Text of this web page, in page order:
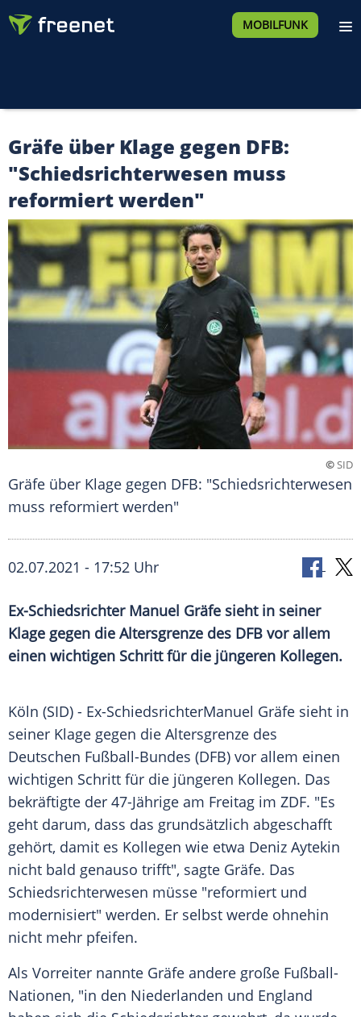
MOBILFUNK
Gräfe über Klage gegen DFB:
"Schiedsrichterwesen muss
reformiert werden"
©SID
Gräfe über Klage gegen DFB: "Schiedsrichterwesen
muss reformiert werden"
02.07.2021 - 17:52 Uhr
Ex-Schiedsrichter Manuel Gräfe sieht in seiner
Klage gegen die Altersgrenze des DFB vor allem
einen wichtigen Schritt für die jüngeren Kollegen.
Köln (SID) - Ex-SchiedsrichterManuel Gräfe sieht in
seiner Klage gegen die Altersgrenze des
Deutschen Fußball-Bundes (DFB) vor allem einen
wichtigen Schritt für die jüngeren Kollegen. Das
bekräftigte der 47-Jährige am Freitag im ZDF. "Es
geht darum, dass das grundsätzlich abgeschafft
gehört, damit es Kollegen wie etwa Deniz Aytekin
nicht bald genauso trifft", sagte Gräfe. Das
Schiedsrichterwesen müsse "reformiert und
modernisiert" werden. Er selbst werde ohnehin
nicht mehr pfeifen.
Als Vorreiter nannte Gräfe andere große Fußball-
Nationen, "in den Niederlanden und England